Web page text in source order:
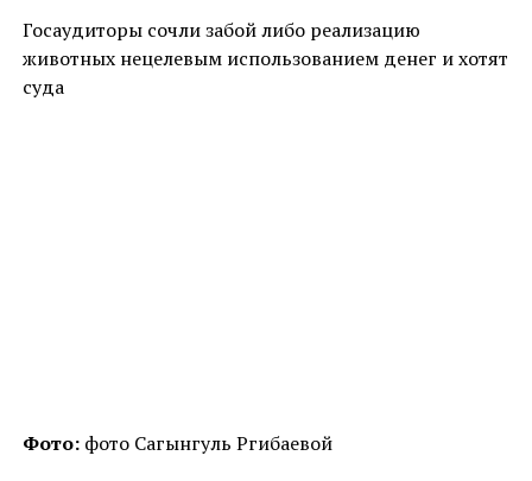
Госаудиторы сочли забой либо реализацию
животных нецелевым использованием денег и хотят
суда
Фото: фото Сагынгуль Ргибаевой